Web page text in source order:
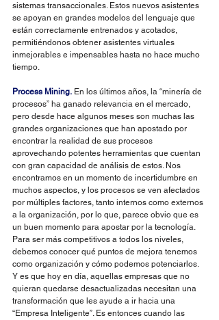
sistemas transaccionales. Estos nuevos asistentes
se apoyan en grandes modelos del lenguaje que
están correctamente entrenados y acotados,
permitiéndonos obtener asistentes virtuales
inmejorables e impensables hasta no hace mucho
tiempo.
Process Mining. En los últimos años, la “minería de
procesos” ha ganado relevancia en el mercado,
pero desde hace algunos meses son muchas las
grandes organizaciones que han apostado por
encontrar la realidad de sus procesos
aprovechando potentes herramientas que cuentan
con gran capacidad de análisis de estos. Nos
encontramos en un momento de incertidumbre en
muchos aspectos, y los procesos se ven afectados
por múltiples factores, tanto internos como externos
a la organización, por lo que, parece obvio que es
un buen momento para apostar por la tecnología.
Para ser más competitivos a todos los niveles,
debemos conocer qué puntos de mejora tenemos
como organización y cómo podemos potenciarlos.
Y es que hoy en día, aquellas empresas que no
quieran quedarse desactualizadas necesitan una
transformación que les ayude a ir hacia una
“Empresa Inteligente”. Es entonces cuando las